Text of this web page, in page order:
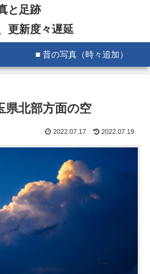
と足跡
更新度々遅延
■ 昔の写真（時々追加）
県北部方面の空
2022.07.17 2022.07.19